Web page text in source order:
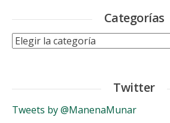
Categorías
Categorías
Twitter
Tweets by @ManenaMunar